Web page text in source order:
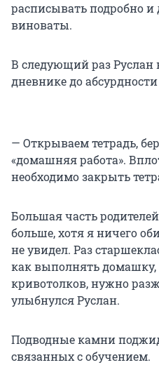
расписывать подробно и
виноваты.
В следующий раз Руслан
дневнике до
— Открываем тетрадь,
«домашняя работа».
необходимо закрыть
Большая часть
больше, хотя я ничего
не увидел. Раз
как выполнять домашку,
кривотолков, нужно
улыбнулся Руслан.
Подводные камни
связанных с обучением.